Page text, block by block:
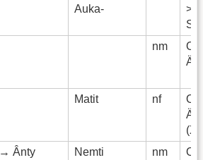
Auka-
>
nm
Matit nf
→ Ânty Nemti nm